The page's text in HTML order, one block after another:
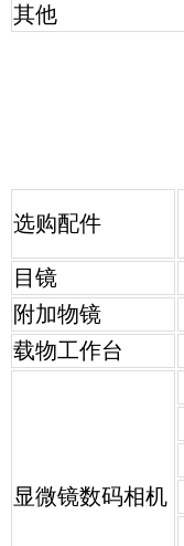
其他
选购配件
目镜
附加物镜
载物工作台
显微镜数码相机